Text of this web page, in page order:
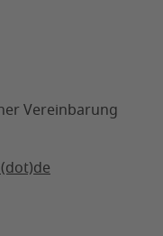
Vereinbarung